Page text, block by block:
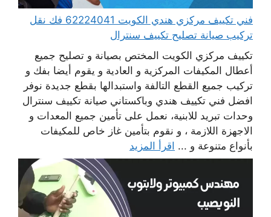
فني تكييف مركزي هندي الكويت 62224041 فك نقل
تركيب صيانة تصليح تكييف سنترال
تكييف مركزي الكويت المختص بصيانة و تصليح جميع
أعطال المكيفات المركزية و العادية و يقوم أيضا بفك و
تركيب جميع القطع التالفة واستبدالها بقطع جديدة نوفر
افضل فني تكييف هندي وباكستاني صيانة تكييف سنترال
وحدات تبريد للابنية، نعمل على تأمين جميع المعدات و
الاجهزة اللازمة ، و نقوم بتأمين غاز خاص للمكيفات
بأنواع متنوعة و ... اقرأ المزيد